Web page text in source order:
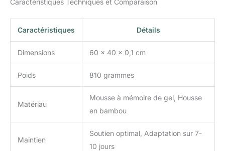
mousse à mémoire de
forme de qualité
supérieure : cet oreiller
certifié par CertiPUR-US
et Oeko-Tex comme
COV et est exempt de
mercure, de plomb et
d'autres métaux lourds,
ce qui garantit un
sommeil réparateur sans
soucis et sans
Caractéristiques Détails
Dimensions 60 x 40 x 0,1 cm
Poids 810 grammes
Matériau
Mousse à mémoire de gel, Housse
en bambou
Maintien
Soutien optimal, Adaptation sur 7-
10 jours